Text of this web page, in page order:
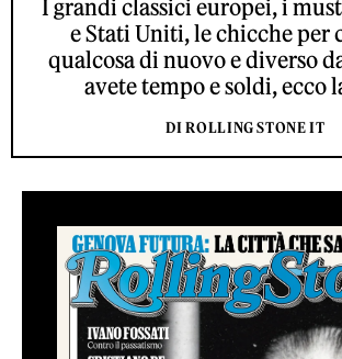
I grandi classici europei, i
e Stati Uniti, le chicche per
qualcosa di nuovo e diverso
avete tempo e soldi, ecco
DI ROLLING STONE IT